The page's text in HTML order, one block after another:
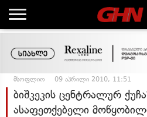
მსოფლიო 09 აპრილი 2010, 11:51
ბიშკეკის ცენტრალურ
ასაფეთქებელი